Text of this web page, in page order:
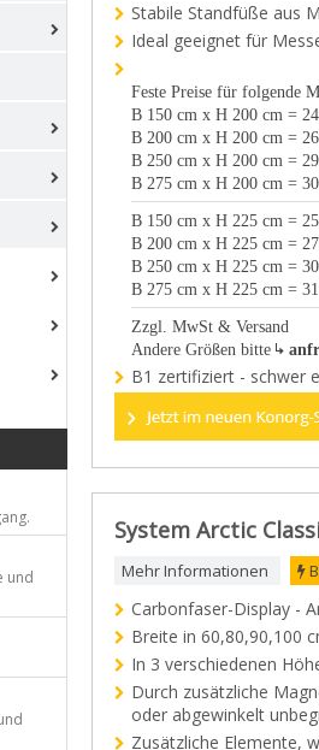
und
Stabile Standfüße aus
Ideal geeignet für
Feste Preise für folgende
B 150 cm x H 200 cm =
B 200 cm x H 200 cm =
B 250 cm x H 200 cm =
B 275 cm x H 200 cm =
B 150 cm x H 225 cm =
B 200 cm x H 225 cm =
B 250 cm x H 225 cm =
B 275 cm x H 225 cm =
Zzgl. MwSt & Versand
Andere Größen bitte
B1 zertifiziert - schwer
System Arctic
Mehr Informationen
Carbonfaser-Display -
Breite in 60,80,90,100
In 3 verschiedenen
Durch zusätzliche
oder abgewinkelt
Zusätzliche Elemente,